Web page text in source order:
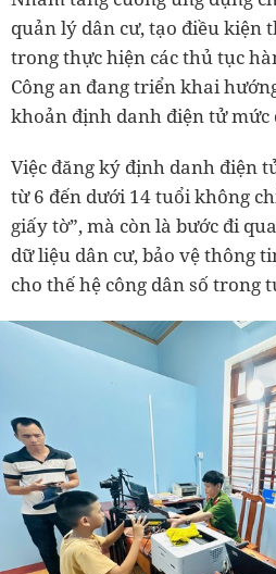
quản lý dân cư, tạo điều kiện
trong thực hiện các thủ tục
Công an đang triển khai
khoản định danh điện tử mức
Việc đăng ký định danh điện
từ 6 đến dưới 14 tuổi không
giấy tờ”, mà còn là bước đi
dữ liệu dân cư, bảo vệ thông
cho thế hệ công dân số trong